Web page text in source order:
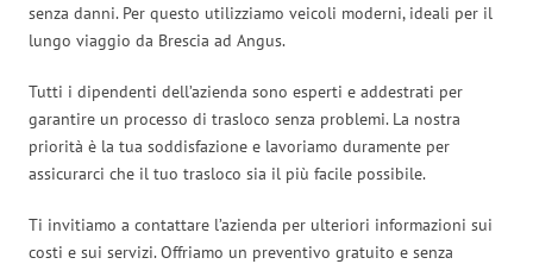
senza danni. Per questo utilizziamo veicoli moderni, ideali per il
lungo viaggio da Brescia ad Angus.
Tutti i dipendenti dell’azienda sono esperti e addestrati per
garantire un processo di trasloco senza problemi. La nostra
priorità è la tua soddisfazione e lavoriamo duramente per
assicurarci che il tuo trasloco sia il più facile possibile.
Ti invitiamo a contattare l’azienda per ulteriori informazioni sui
costi e sui servizi. Offriamo un preventivo gratuito e senza